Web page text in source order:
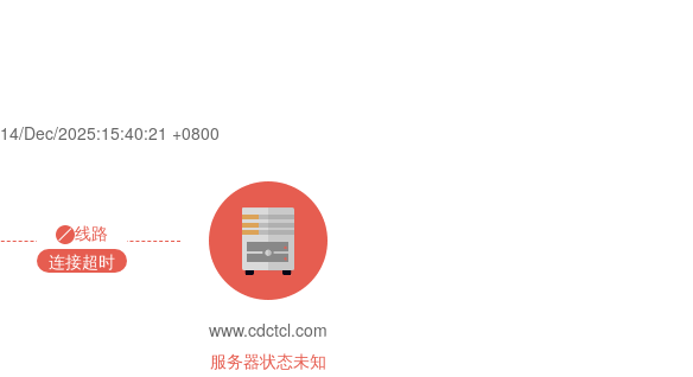
14/Dec/2025:15:40:21 +0800
线路
连接超时
www.cdctcl.com
服务器状态未知